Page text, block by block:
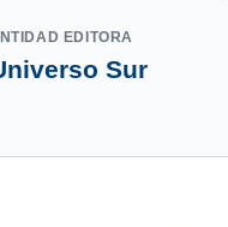
EDITORA
Sur